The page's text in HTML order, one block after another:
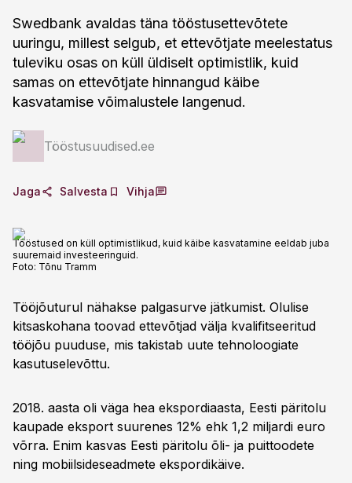
Swedbank avaldas täna tööstusettevõtete
uuringu, millest selgub, et ettevõtjate meelestatus
tuleviku osas on küll üldiselt optimistlik, kuid
samas on ettevõtjate hinnangud käibe
kasvatamise võimalustele langenud.
Tööstusuudised.ee
Jaga Salvesta Vihja
Tööstused on küll optimistlikud, kuid käibe kasvatamine eeldab juba
suuremaid investeeringuid.
Foto: Tõnu Tramm
Tööjõuturul nähakse palgasurve jätkumist. Olulise
kitsaskohana toovad ettevõtjad välja kvalifitseeritud
tööjõu puuduse, mis takistab uute tehnoloogiate
kasutuselevõttu.
2018. aasta oli väga hea ekspordiaasta, Eesti päritolu
kaupade eksport suurenes 12% ehk 1,2 miljardi euro
võrra. Enim kasvas Eesti päritolu õli- ja puittoodete
ning mobiilsideseadmete ekspordikäive.